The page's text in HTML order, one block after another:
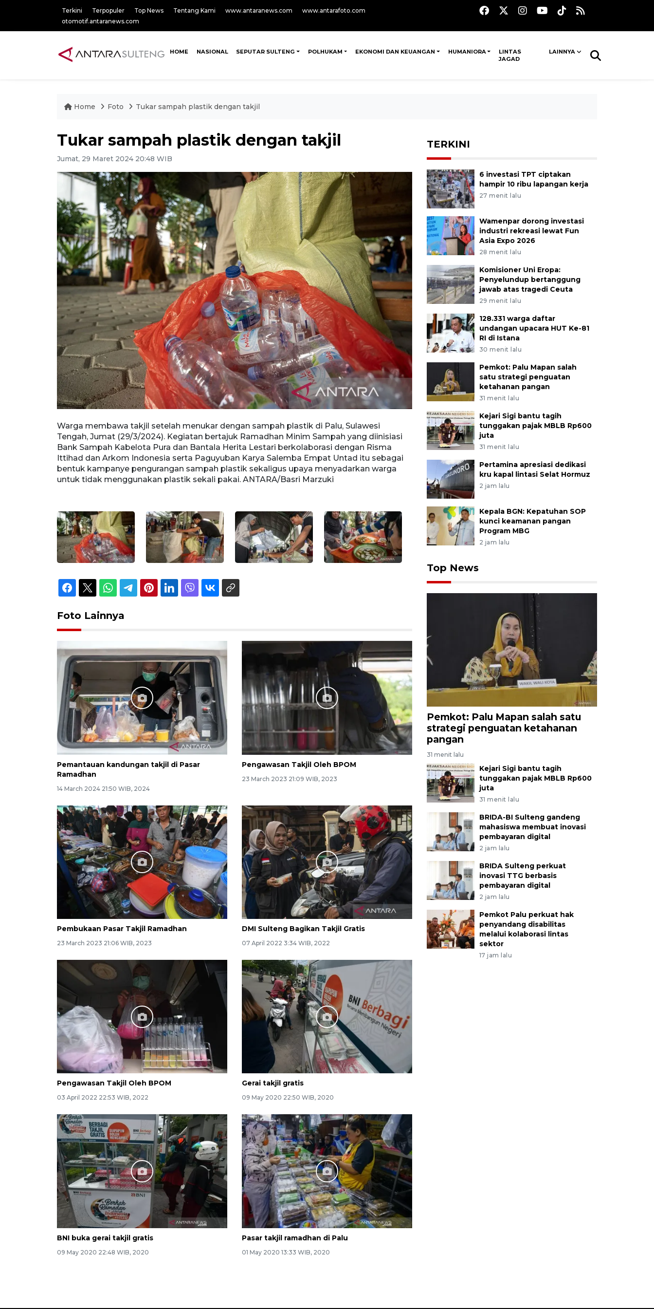
Terkini Terpopuler Top News Tentang Kami www.antaranews.com
www.antarafoto.com
otomotif.antaranews.com
HOME NASIONAL SEPUTAR SULTENG POLHUKAM EKONOMI DAN KEUANGAN HUMANIORA
LINTAS
JAGAD
LAINNYA
Home Foto Tukar sampah plastik dengan takjil
Tukar sampah plastik dengan takjil
Jumat, 29 Maret 2024 20:48 WIB
Warga membawa takjil setelah menukar dengan sampah plastik di Palu, Sulawesi
Tengah, Jumat (29/3/2024). Kegiatan bertajuk Ramadhan Minim Sampah yang diinisiasi
Bank Sampah Kabelota Pura dan Bantala Herita Lestari berkolaborasi dengan Risma
Ittihad dan Arkom Indonesia serta Paguyuban Karya Salemba Empat Untad itu sebagai
bentuk kampanye pengurangan sampah plastik sekaligus upaya menyadarkan warga
untuk tidak menggunakan plastik sekali pakai. ANTARA/Basri Marzuki
Relawan mengumpulkan sampah plastik yang ditukar
Tengah, Jumat (29/3/2024). Kegiatan bertajuk Ramadhan
Bank Sampah Kabelota Pura dan Bantala Herita Lestari
Ittihad dan Arkom Indonesia serta Paguyuban Karya
bentuk kampanye pengurangan sampah plastik sekaligus
untuk tidak menggunakan plastik sekali pakai. ANTARA/
Foto Lainnya
Pemantauan kandungan takjil di Pasar
Ramadhan
14 March 2024 21:50 WIB, 2024
Pengawasan Takjil Oleh BPOM
23 March 2023 21:09 WIB, 2023
Pembukaan Pasar Takjil Ramadhan
23 March 2023 21:06 WIB, 2023
DMI Sulteng Bagikan Takjil Gratis
07 April 2022 3:34 WIB, 2022
Pengawasan Takjil Oleh BPOM
03 April 2022 22:53 WIB, 2022
Gerai takjil gratis
09 May 2020 22:50 WIB, 2020
BNI buka gerai takjil gratis
09 May 2020 22:48 WIB, 2020
Pasar takjil ramadhan di Palu
01 May 2020 13:33 WIB, 2020
TERKINI
6 investasi TPT ciptakan
hampir 10 ribu lapangan kerja
27 menit lalu
Wamenpar dorong investasi
industri rekreasi lewat Fun
Asia Expo 2026
28 menit lalu
Komisioner Uni Eropa:
Penyelundup bertanggung
jawab atas tragedi Ceuta
29 menit lalu
128.331 warga daftar
undangan upacara HUT Ke-81
RI di Istana
30 menit lalu
Pemkot: Palu Mapan salah
satu strategi penguatan
ketahanan pangan
31 menit lalu
Kejari Sigi bantu tagih
tunggakan pajak MBLB Rp600
juta
31 menit lalu
Pertamina apresiasi dedikasi
kru kapal lintasi Selat Hormuz
2 jam lalu
Kepala BGN: Kepatuhan SOP
kunci keamanan pangan
Program MBG
2 jam lalu
Top News
Pemkot: Palu Mapan salah satu
strategi penguatan ketahanan
pangan
31 menit lalu
Kejari Sigi bantu tagih
tunggakan pajak MBLB Rp600
juta
31 menit lalu
BRIDA-BI Sulteng gandeng
mahasiswa membuat inovasi
pembayaran digital
2 jam lalu
BRIDA Sulteng perkuat
inovasi TTG berbasis
pembayaran digital
2 jam lalu
Pemkot Palu perkuat hak
penyandang disabilitas
melalui kolaborasi lintas
sektor
17 jam lalu